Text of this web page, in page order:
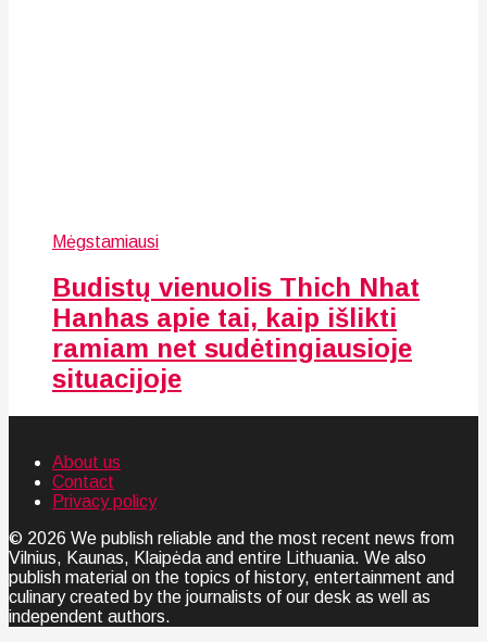
Mėgstamiausi
Budistų vienuolis Thich Nhat
Hanhas apie tai, kaip išlikti
ramiam net sudėtingiausioje
situacijoje
About us
Contact
Privacy policy
© 2026 We publish reliable and the most recent news from
Vilnius, Kaunas, Klaipėda and entire Lithuania. We also
publish material on the topics of history, entertainment and
culinary created by the journalists of our desk as well as
independent authors.